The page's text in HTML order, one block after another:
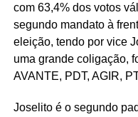
com 63,4% dos votos
segundo mandato à
eleição, tendo por vice
uma grande coligação,
AVANTE, PDT, AGIR,
Joselito é o segundo